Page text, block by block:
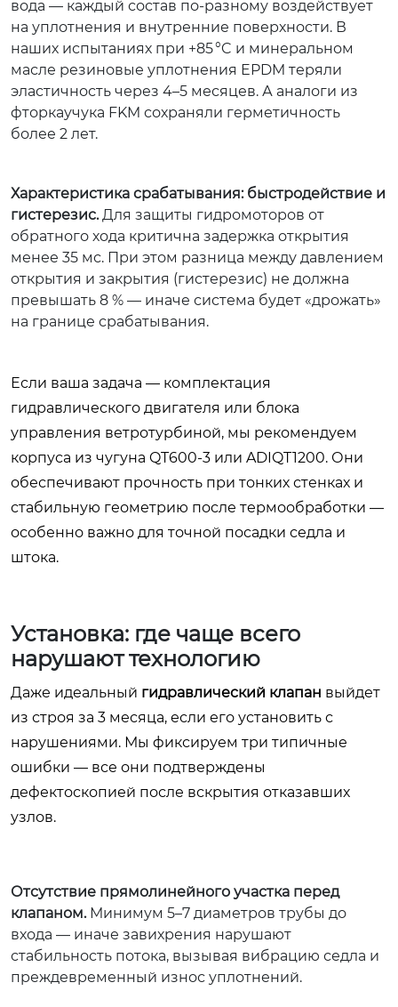
вода — каждый состав по-разному воздействует
на уплотнения и внутренние поверхности. В
наших испытаниях при +85 °C и минеральном
масле резиновые уплотнения EPDM теряли
эластичность через 4–5 месяцев. А аналоги из
фторкаучука FKM сохраняли герметичность
более 2 лет.
Характеристика срабатывания: быстродействие и
гистерезис.Для защиты гидромоторов от
обратного хода критична задержка открытия
менее 35 мс. При этом разница между давлением
открытия и закрытия (гистерезис) не должна
превышать 8 % — иначе система будет «дрожать»
на границе срабатывания.
Если ваша задача — комплектация
гидравлического двигателя или блока
управления ветротурбиной, мы рекомендуем
корпуса из чугуна QT600-3 или ADIQT1200. Они
обеспечивают прочность при тонких стенках и
стабильную геометрию после термообработки —
особенно важно для точной посадки седла и
штока.
Установка: где чаще всего
нарушают технологию
Даже идеальный гидравлический клапан выйдет
из строя за 3 месяца, если его установить с
нарушениями. Мы фиксируем три типичные
ошибки — все они подтверждены
дефектоскопией после вскрытия отказавших
узлов.
Отсутствие прямолинейного участка перед
клапаном.Минимум 5–7 диаметров трубы до
входа — иначе завихрения нарушают
стабильность потока, вызывая вибрацию седла и
преждевременный износ уплотнений.